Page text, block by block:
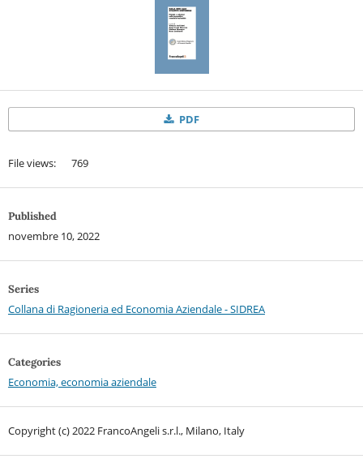
PDF
File views: 769
Published
novembre 10, 2022
Series
Collana di Ragioneria ed Economia Aziendale - SIDREA
Categories
Economia, economia aziendale
Copyright (c) 2022 FrancoAngeli s.r.l., Milano, Italy